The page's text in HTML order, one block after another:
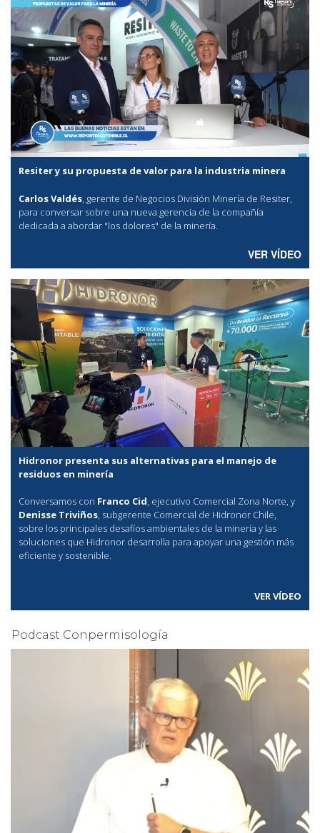
Resiter y su propuesta de valor para la industria minera
Carlos Valdés, gerente de Negocios División Minería de Resiter,
para conversar sobre una nueva gerencia de la compañía
dedicada a abordar "los dolores" de la minería.
VER VÍDEO
Hidronor presenta sus alternativas para el manejo de
residuos en minería
Conversamos con Franco Cid, ejecutivo Comercial Zona Norte, y
Denisse Triviños, subgerente Comercial de Hidronor Chile,
sobre los principales desafíos ambientales de la minería y las
soluciones que Hidronor desarrolla para apoyar una gestión más
eficiente y sostenible.
VER VÍDEO
Podcast Conpermisología